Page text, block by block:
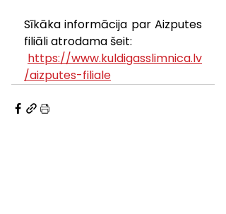
Sīkāka informācija par Aizputes
filiāli atrodama šeit:
https://www.kuldigasslimnica.lv
/aizputes-filiale